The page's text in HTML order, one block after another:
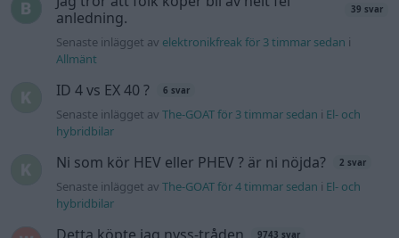
Senaste inlägget av Jesper328 Igår 11:59
Volvo 740 med lh2.2 spridare öppnar hela
tiden på tändning.
Senaste inlägget av KlevaRaggarn fredag 23:57
Ford Mustang e Mac 2023
Senaste inlägget av KenthIJ2 fredag 12:37iEl- och hybridbilar
244 motorbyte till d5252t
Senaste inlägget av
(Avancerad)